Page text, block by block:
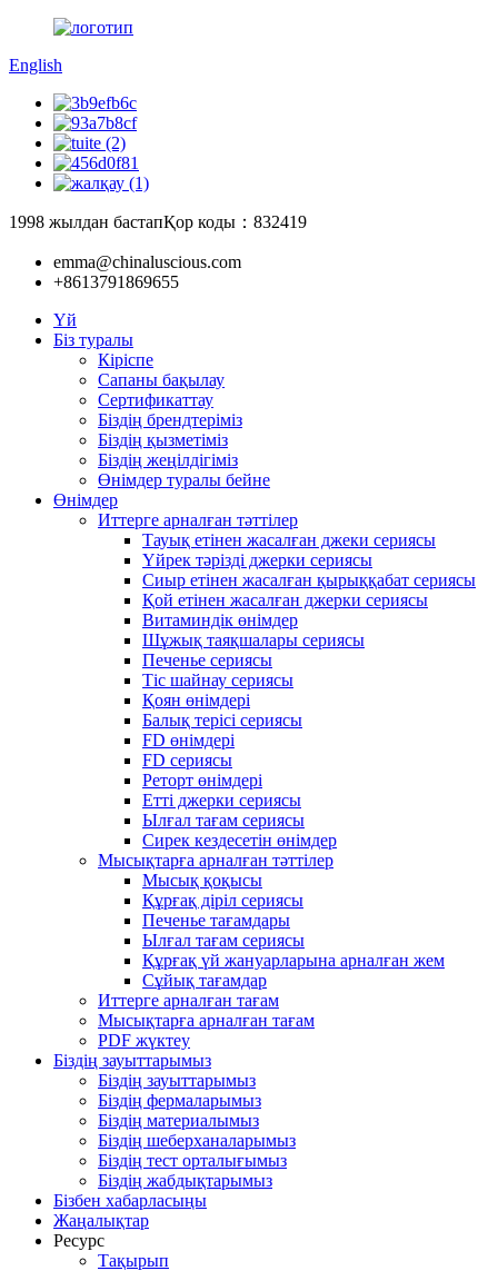
English
1998 жылдан бастапҚор коды：832419
emma@chinaluscious.com
+8613791869655
Үй
Біз туралы
Кіріспе
Сапаны бақылау
Сертификаттау
Біздің брендтеріміз
Біздің қызметіміз
Біздің жеңілдігіміз
Өнімдер туралы бейне
Өнімдер
Иттерге арналған тәттілер
Тауық етінен жасалған джеки сериясы
Үйрек тәрізді джерки сериясы
Сиыр етінен жасалған қырыққабат сериясы
Қой етінен жасалған джерки сериясы
Витаминдік өнімдер
Шұжық таяқшалары сериясы
Печенье сериясы
Тіс шайнау сериясы
Қоян өнімдері
Балық терісі сериясы
FD өнімдері
FD сериясы
Реторт өнімдері
Етті джерки сериясы
Ылғал тағам сериясы
Сирек кездесетін өнімдер
Мысықтарға арналған тәттілер
Мысық қоқысы
Құрғақ діріл сериясы
Печенье тағамдары
Ылғал тағам сериясы
Құрғақ үй жануарларына арналған жем
Сұйық тағамдар
Иттерге арналған тағам
Мысықтарға арналған тағам
PDF жүктеу
Біздің зауыттарымыз
Біздің зауыттарымыз
Біздің фермаларымыз
Біздің материалымыз
Біздің шеберханаларымыз
Біздің тест орталығымыз
Біздің жабдықтарымыз
Бізбен хабарласыңы
Жаңалықтар
Ресурс
Тақырып